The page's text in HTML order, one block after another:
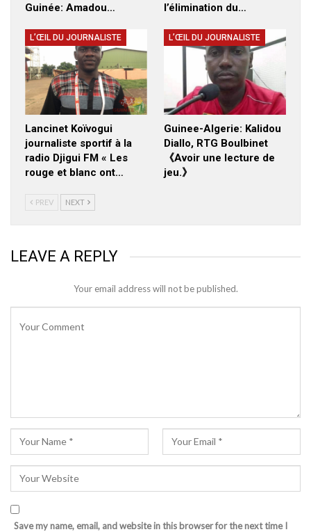
Guinée: Amadou…
l’élimination du…
L’ŒIL DU JOURNALISTE
Lancinet Koïvogui
journaliste sportif à la
radio Djigui FM « Les
rouge et blanc ont…
L’ŒIL DU JOURNALISTE
Guinee-Algerie: Kalidou
Diallo, RTG Boulbinet
《Avoir une lecture de
jeu.》
PREV NEXT
LEAVE A REPLY
Your email address will not be published.
Save my name, email, and website in this browser for the next time I